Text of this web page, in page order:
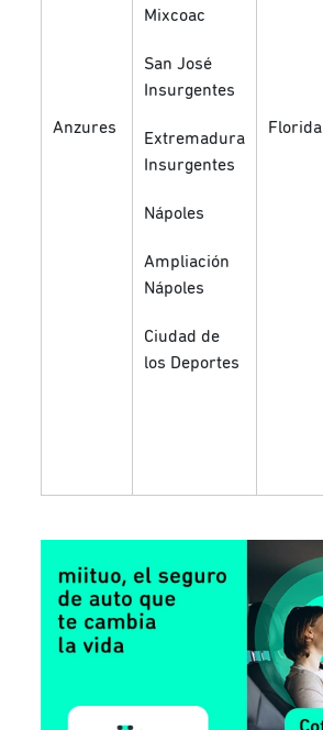
Anzures
Mixcoac
San José
Insurgentes
Extremadura
Insurgentes
Nápoles
Ampliación
Nápoles
Ciudad de
los Deportes
Florida